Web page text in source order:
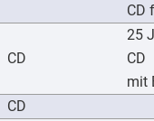
CD
CD
25
CD
mit
CD